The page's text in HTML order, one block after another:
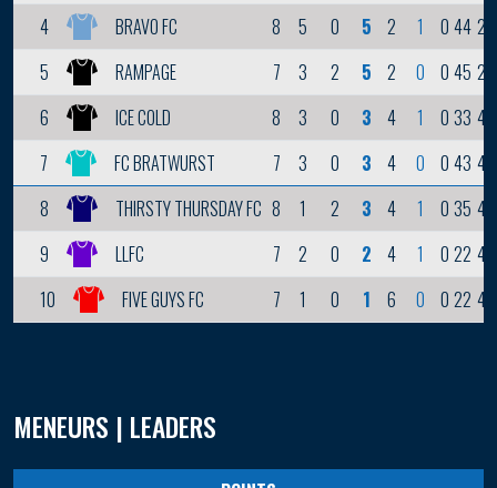
4
BRAVO FC 8 5 0 5 2 1 0 44 26
5
RAMPAGE 7 3 2 5 2 0 0 45 28
6
ICE COLD 8 3 0 3 4 1 0 33 49
7
FC BRATWURST 7 3 0 3 4 0 0 43 44
8
THIRSTY THURSDAY FC 8 1 2 3 4 1 0 35 46
9
LLFC 7 2 0 2 4 1 0 22 42
10
FIVE GUYS FC 7 1 0 1 6 0 0 22 43
MENEURS | LEADERS